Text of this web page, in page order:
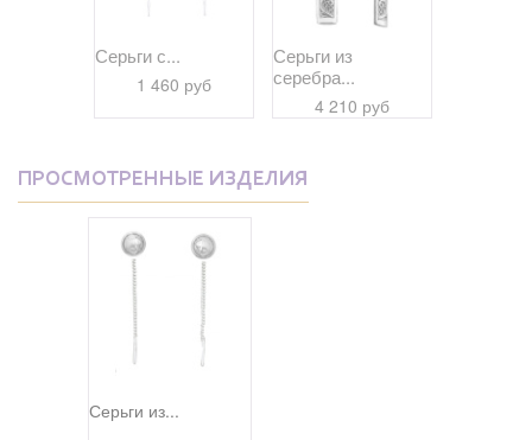
Серьги с...
1 460 руб
Серьги из
серебра...
4 210 руб
ПРОСМОТРЕННЫЕ ИЗДЕЛИЯ
Серьги из...